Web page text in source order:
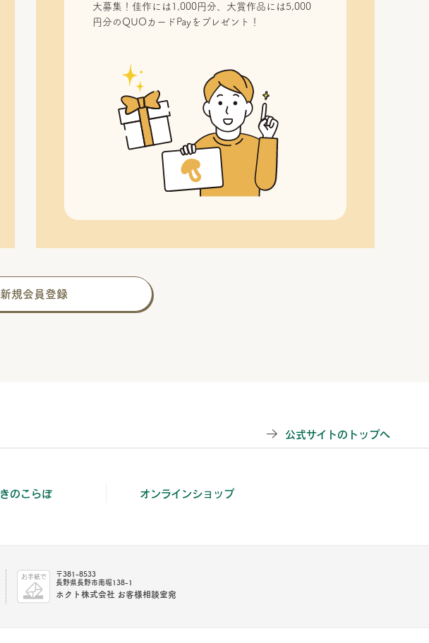
大募集！佳作には1,000円分、大賞作品には5,000
円分のQUOカードPayをプレゼント！
新規会員登録
公式サイトのトップへ
きのこらぼ オンラインショップ
〒381-8533
長野県長野市南堀138-1
ホクト株式会社 お客様相談室宛